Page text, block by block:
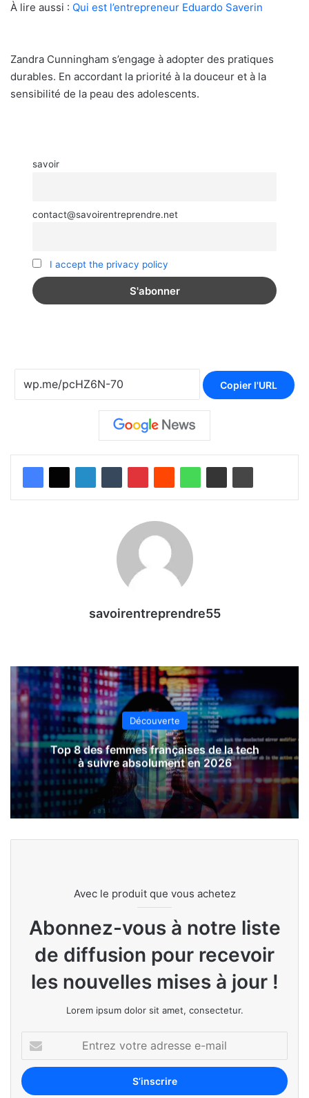
À lire aussi : Qui est l’entrepreneur Eduardo Saverin
Zandra Cunningham s’engage à adopter des pratiques
durables. En accordant la priorité à la douceur et à la
sensibilité de la peau des adolescents.
savoir
contact@savoirentreprendre.net
I accept the privacy policy
Copier l'URL
savoirentreprendre55
Découverte
Top 8 des femmes françaises de la tech
à suivre absolument en 2026
Avec le produit que vous achetez
Abonnez-vous à notre liste
de diffusion pour recevoir
les nouvelles mises à jour !
Lorem ipsum dolor sit amet, consectetur.